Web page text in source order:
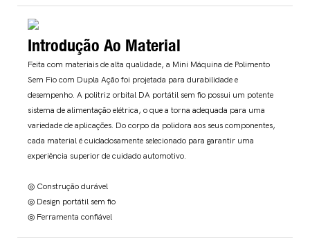
Introdução Ao Material
Feita com materiais de alta qualidade, a Mini Máquina de Polimento
Sem Fio com Dupla Ação foi projetada para durabilidade e
desempenho. A politriz orbital DA portátil sem fio possui um potente
sistema de alimentação elétrica, o que a torna adequada para uma
variedade de aplicações. Do corpo da polidora aos seus componentes,
cada material é cuidadosamente selecionado para garantir uma
experiência superior de cuidado automotivo.
◎ Construção durável
◎ Design portátil sem fio
◎ Ferramenta confiável